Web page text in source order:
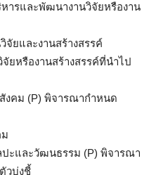
ารและพัฒนางานวิจัยหรืองาน
ยและงานสร้างสรรค์
ยหรืองานสร้างสรรค์ที่นำไป
งคม (P) พิจารณากำหนด
ะและวัฒนธรรม (P) พิจารณา
วบ่งชี้